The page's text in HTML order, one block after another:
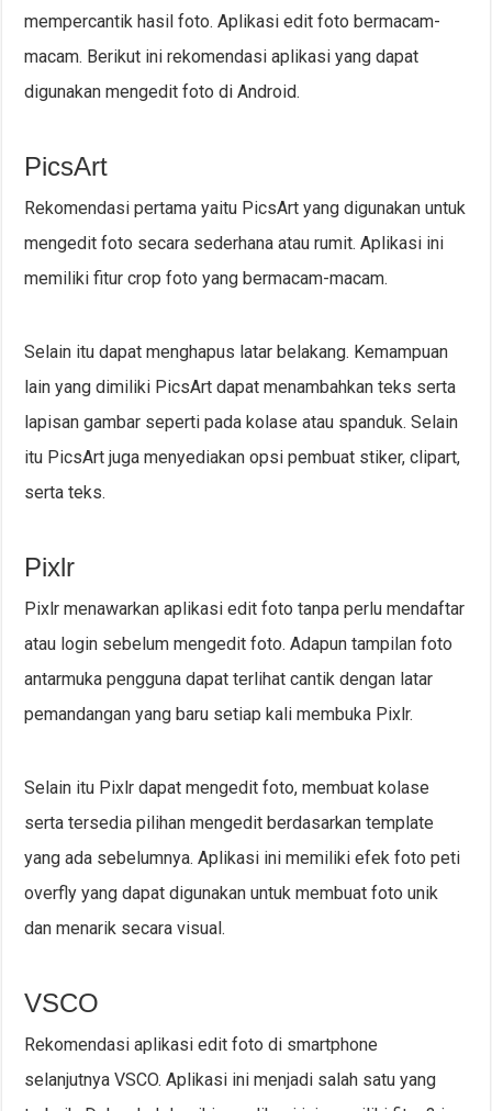
mempercantik hasil foto. Aplikasi edit foto bermacam-
macam. Berikut ini rekomendasi aplikasi yang dapat
digunakan mengedit foto di Android.
PicsArt
Rekomendasi pertama yaitu PicsArt yang digunakan untuk
mengedit foto secara sederhana atau rumit. Aplikasi ini
memiliki fitur crop foto yang bermacam-macam.
Selain itu dapat menghapus latar belakang. Kemampuan
lain yang dimiliki PicsArt dapat menambahkan teks serta
lapisan gambar seperti pada kolase atau spanduk. Selain
itu PicsArt juga menyediakan opsi pembuat stiker, clipart,
serta teks.
Pixlr
Pixlr menawarkan aplikasi edit foto tanpa perlu mendaftar
atau login sebelum mengedit foto. Adapun tampilan foto
antarmuka pengguna dapat terlihat cantik dengan latar
pemandangan yang baru setiap kali membuka Pixlr.
Selain itu Pixlr dapat mengedit foto, membuat kolase
serta tersedia pilihan mengedit berdasarkan template
yang ada sebelumnya. Aplikasi ini memiliki efek foto peti
overfly yang dapat digunakan untuk membuat foto unik
dan menarik secara visual.
VSCO
Rekomendasi aplikasi edit foto di smartphone
selanjutnya VSCO. Aplikasi ini menjadi salah satu yang